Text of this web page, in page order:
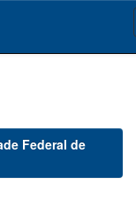
Federal de